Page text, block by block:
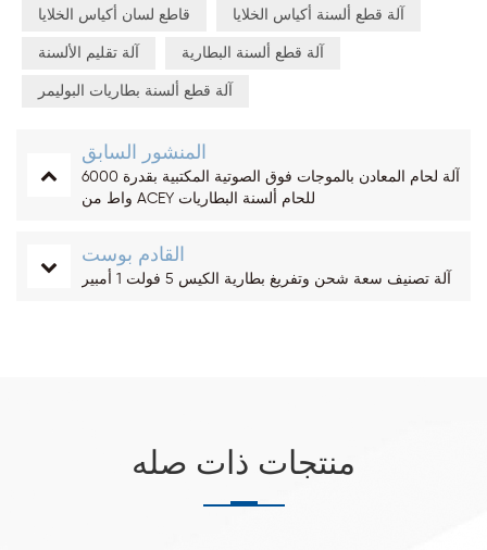
قاطع لسان أكياس الخلايا آلة قطع ألسنة أكياس الخلايا
آلة تقليم الألسنة آلة قطع ألسنة البطارية
آلة قطع ألسنة بطاريات البوليمر
المنشور السابق
آلة لحام المعادن بالموجات فوق الصوتية المكتبية بقدرة 6000
واط من ACEY للحام ألسنة البطاريات
القادم بوست
آلة تصنيف سعة شحن وتفريغ بطارية الكيس 5 فولت 1 أمبير
منتجات ذات صله